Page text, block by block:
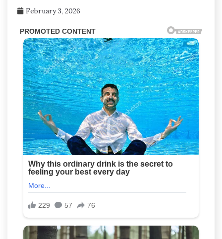
February 3, 2026